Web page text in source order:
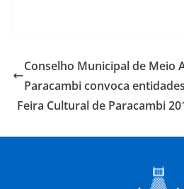
Conselho Municipal de Meio
Paracambi convoca
Feira Cultural de Paracambi